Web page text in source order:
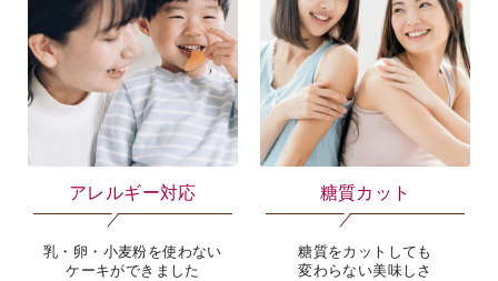
アレルギー対応
乳・卵・小麦粉を使わない
ケーキができました
糖質カット
糖質をカットしても
変わらない美味しさ